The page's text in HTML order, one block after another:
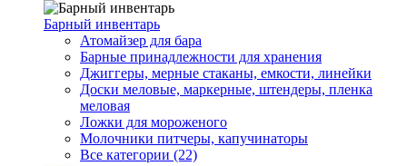
Барный инвентарь
Атомайзер для бара
Барные принадлежности для хранения
Джиггеры, мерные стаканы, емкости, линейки
Доски меловые, маркерные, штендеры, пленка
меловая
Ложки для мороженого
Молочники питчеры, капучинаторы
Все категории (22)